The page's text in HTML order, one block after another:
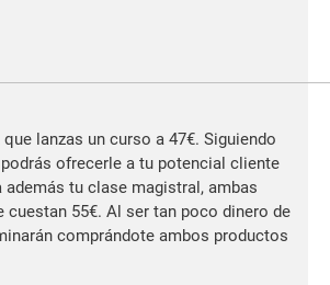
lanzas un curso a 47€. Siguiendo
ofrecerle a tu potencial cliente
además tu clase magistral, ambas
cuestan 55€. Al ser tan poco dinero de
comprándote ambos productos